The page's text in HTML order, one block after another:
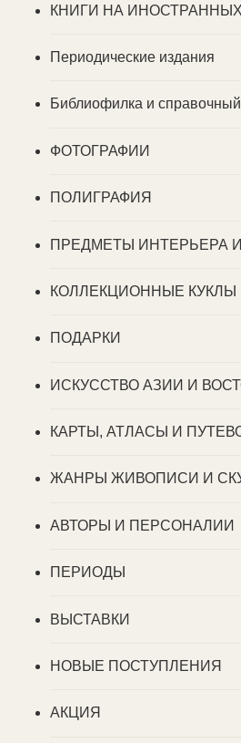
КНИГИ НА
Периодические издания
Библиофилка и
ФОТОГРАФИИ
ПОЛИГРАФИЯ
ПРЕДМЕТЫ ИНТЕРЬЕРА
КОЛЛЕКЦИОННЫЕ КУКЛЫ
ПОДАРКИ
ИСКУССТВО АЗИИ И
КАРТЫ, АТЛАСЫ И
ЖАНРЫ ЖИВОПИСИ И
АВТОРЫ И ПЕРСОНАЛИИ
ПЕРИОДЫ
ВЫСТАВКИ
НОВЫЕ ПОСТУПЛЕНИЯ
АКЦИЯ